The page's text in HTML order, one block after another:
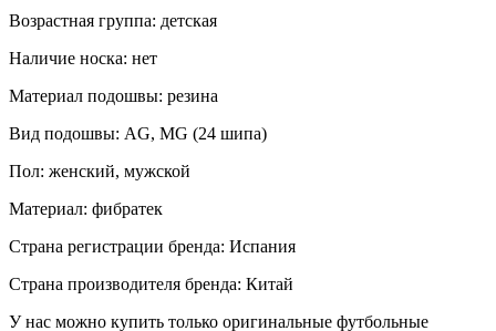
Возрастная группа: детская
Наличие носка: нет
Материал подошвы: резина
Вид подошвы: AG, MG (24 шипа)
Пол: женский, мужской
Материал: фибратек
Страна регистрации бренда: Испания
Страна производителя бренда: Китай
У нас можно купить только оригинальные футбольные